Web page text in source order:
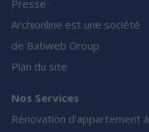
Presse
Archionline est une société
de Batiweb Group
Plan du site
Nos Services
Rénovation d’appartement à